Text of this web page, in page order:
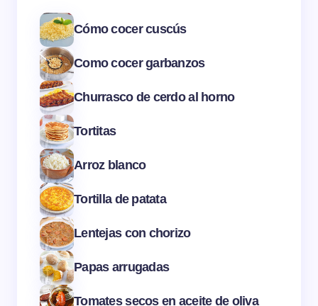
Cómo cocer cuscús
Como cocer garbanzos
Churrasco de cerdo al horno
Tortitas
Arroz blanco
Tortilla de patata
Lentejas con chorizo
Papas arrugadas
Tomates secos en aceite de oliva